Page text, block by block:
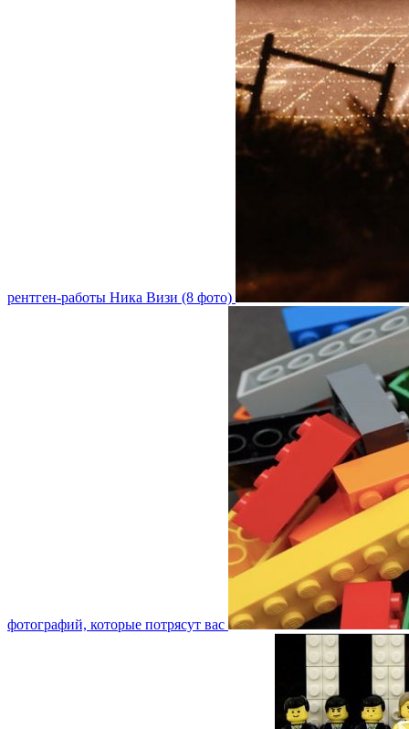
рентген-работы Ника Визи (8 фото)
фотографий, которые потрясут вас